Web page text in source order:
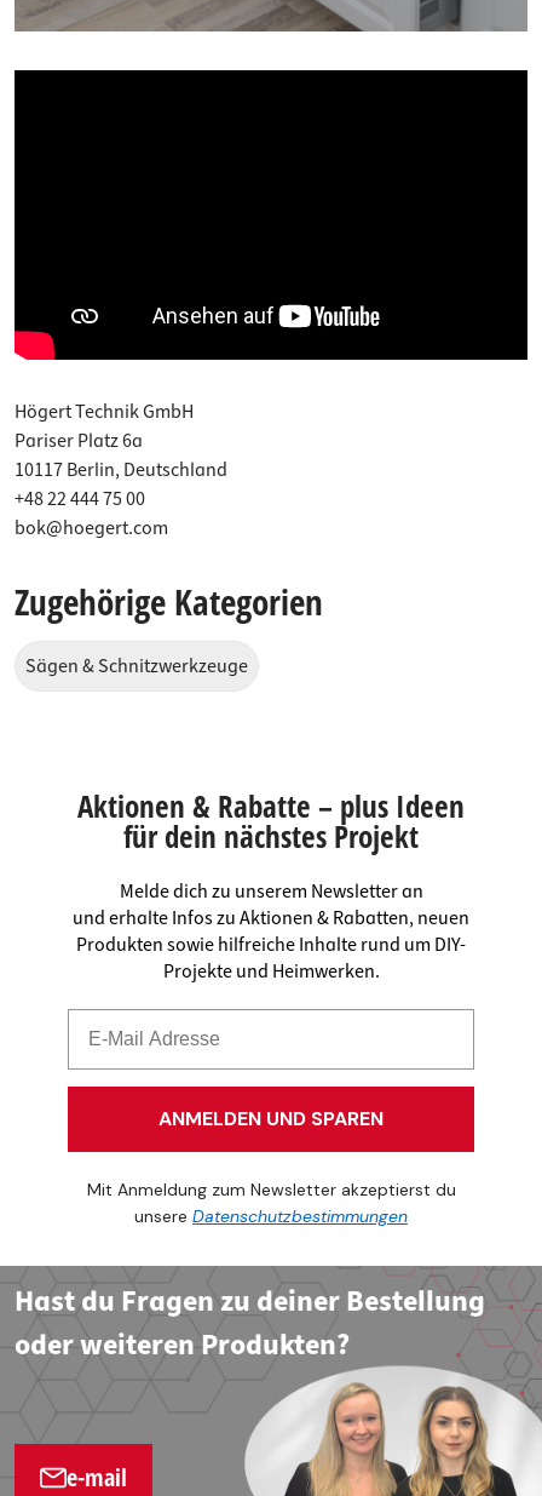
Högert Technik GmbH
Pariser Platz 6a
10117 Berlin, Deutschland
+48 22 444 75 00
bok@hoegert.com
Zugehörige Kategorien
Sägen & Schnitzwerkzeuge
Aktionen & Rabatte – plus Ideen
für dein nächstes Projekt
Melde dich zu unserem Newsletter an
und erhalte Infos zu Aktionen & Rabatten, neuen
Produkten sowie hilfreiche Inhalte rund um DIY-
Projekte und Heimwerken.
ANMELDEN UND SPAREN
Mit Anmeldung zum Newsletter akzeptierst du
unsere Datenschutzbestimmungen
Hast du Fragen zu deiner Bestellung
oder weiteren Produkten?
e-mail